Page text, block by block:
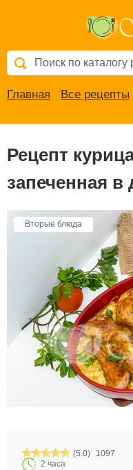
Главная Все рецепты
Рецепт
запеченная в
Вторые блюда
(5.0)
1097
2 часа